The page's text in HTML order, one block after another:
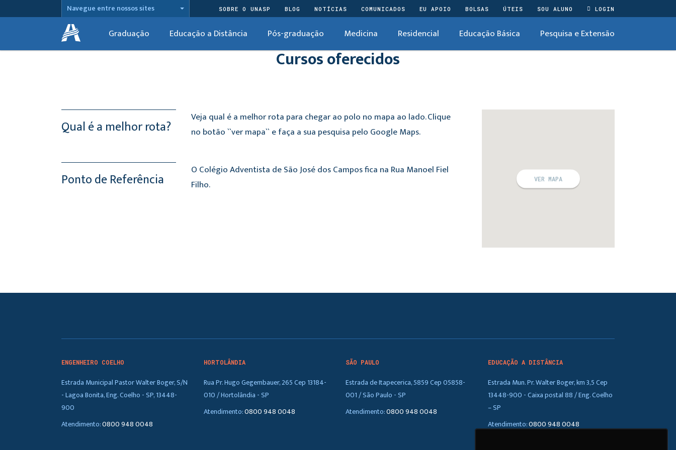
Navegue entre nossos sites SOBRE O UNASP BLOG NOTÍCIAS COMUNICADOS EU APOIO BOLSAS ÚTEIS SOU ALUNO LOGIN
Graduação Educação a Distância Pós-graduação Medicina Residencial Educação Básica Pesquisa e Extensão
Cursos oferecidos
Qual é a melhor rota?
Veja qual é a melhor rota para chegar ao polo no mapa ao lado. Clique
no botão ``ver mapa`` e faça a sua pesquisa pelo Google Maps.
Ponto de Referência
O Colégio Adventista de São José dos Campos fica na Rua Manoel Fiel
Filho.
VER MAPA
ENGENHEIRO COELHO
Estrada Municipal Pastor Walter Boger, S/N
- Lagoa Bonita, Eng. Coelho - SP, 13448-
900
Atendimento:0800 948 0048
HORTOLÂNDIA
Rua Pr. Hugo Gegembauer, 265 Cep 13184-
010 / Hortolândia - SP
Atendimento:0800 948 0048
SÃO PAULO
Estrada de Itapecerica, 5859 Cep 05858-
001 / São Paulo - SP
Atendimento:0800 948 0048
EDUCAÇÃO A DISTÂNCIA
Estrada Mun. Pr. Walter Boger, km 3,5 Cep
13448-900 - Caixa postal 88 / Eng. Coelho
– SP
Atendimento:0800 948 0048